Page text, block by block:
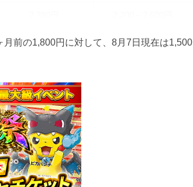
2,180円 2,000～2,300円
1,980円
1,880円
1,880円
1,780円
前の1,800円に対して、8月7日現在は1,500